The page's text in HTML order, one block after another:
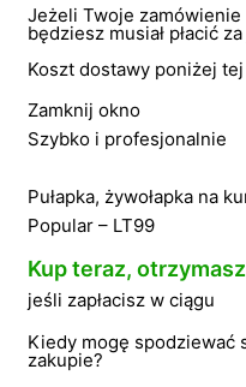
Jeżeli Twoje
będziesz musiał płacić
Koszt dostawy poniżej
Zamknij okno
Szybko i profesjonalnie
Pułapka, żywołapka na
Popular – LT99
Kup teraz,
jeśli zapłacisz w ciągu
Kiedy mogę spodziewać
zakupie?